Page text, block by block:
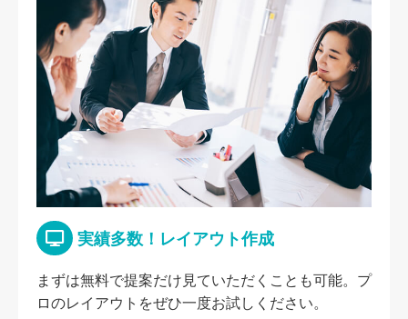
実績多数！レイアウト作成
まずは無料で提案だけ見ていただくことも可能。プ
ロのレイアウトをぜひ一度お試しください。